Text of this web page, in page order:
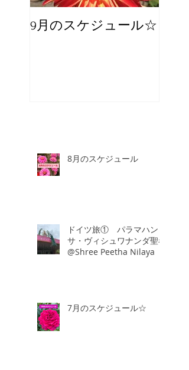
9月のスケジュール☆
8月のスケジュール
ドイツ旅① パラマハン
サ・ヴィシュワナンダ聖者
@Shree Peetha Nilaya
7月のスケジュール☆